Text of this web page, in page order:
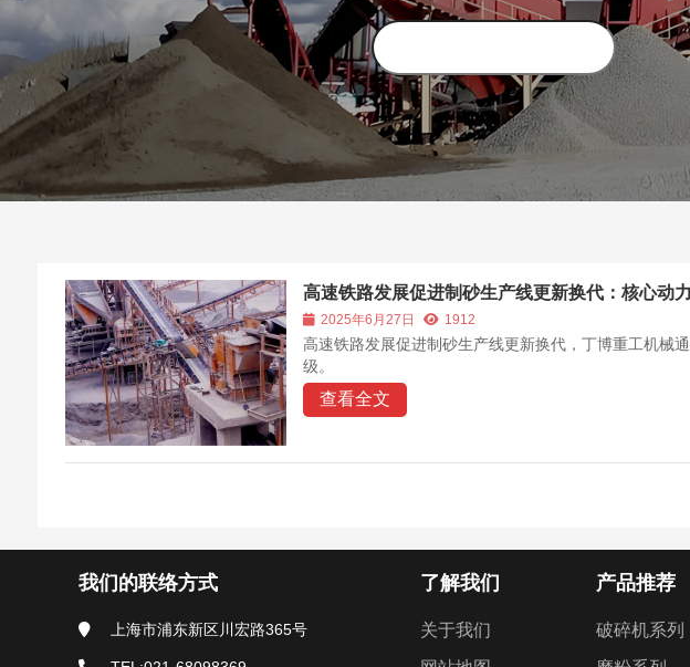
高速铁路发展促进制砂生产线更新换代：核心动
2025年6月27日 1912
高速铁路发展促进制砂生产线更新换代，丁博重工机械
级。
查看全文
我们的联络方式
上海市浦东新区川宏路365号
了解我们
关于我们
产品推荐
破碎机系列